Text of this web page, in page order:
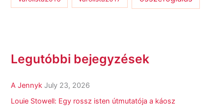
Legutóbbi bejegyzések
A Jennyk July 23, 2026
Louie Stowell: Egy ​rossz isten útmutatója a káosz